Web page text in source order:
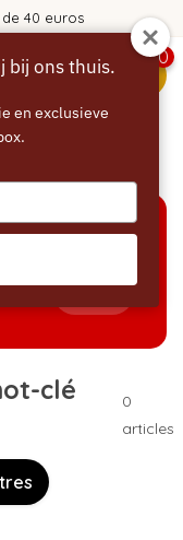
40 euros
0
clé
0
articles
bij ons thuis.
en exclusieve